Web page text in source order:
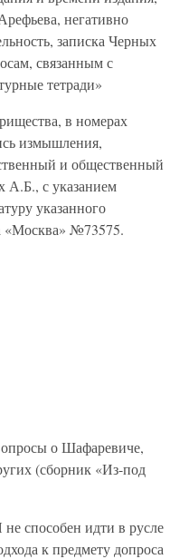
негативно
записка Черных
связанным с
тетради»
в номерах
измышления,
и общественный
А.Б., с указанием
указанного
«Москва» №73575.
о Шафаревиче,
(сборник «Из-под
не способен идти в русле
к предмету допроса